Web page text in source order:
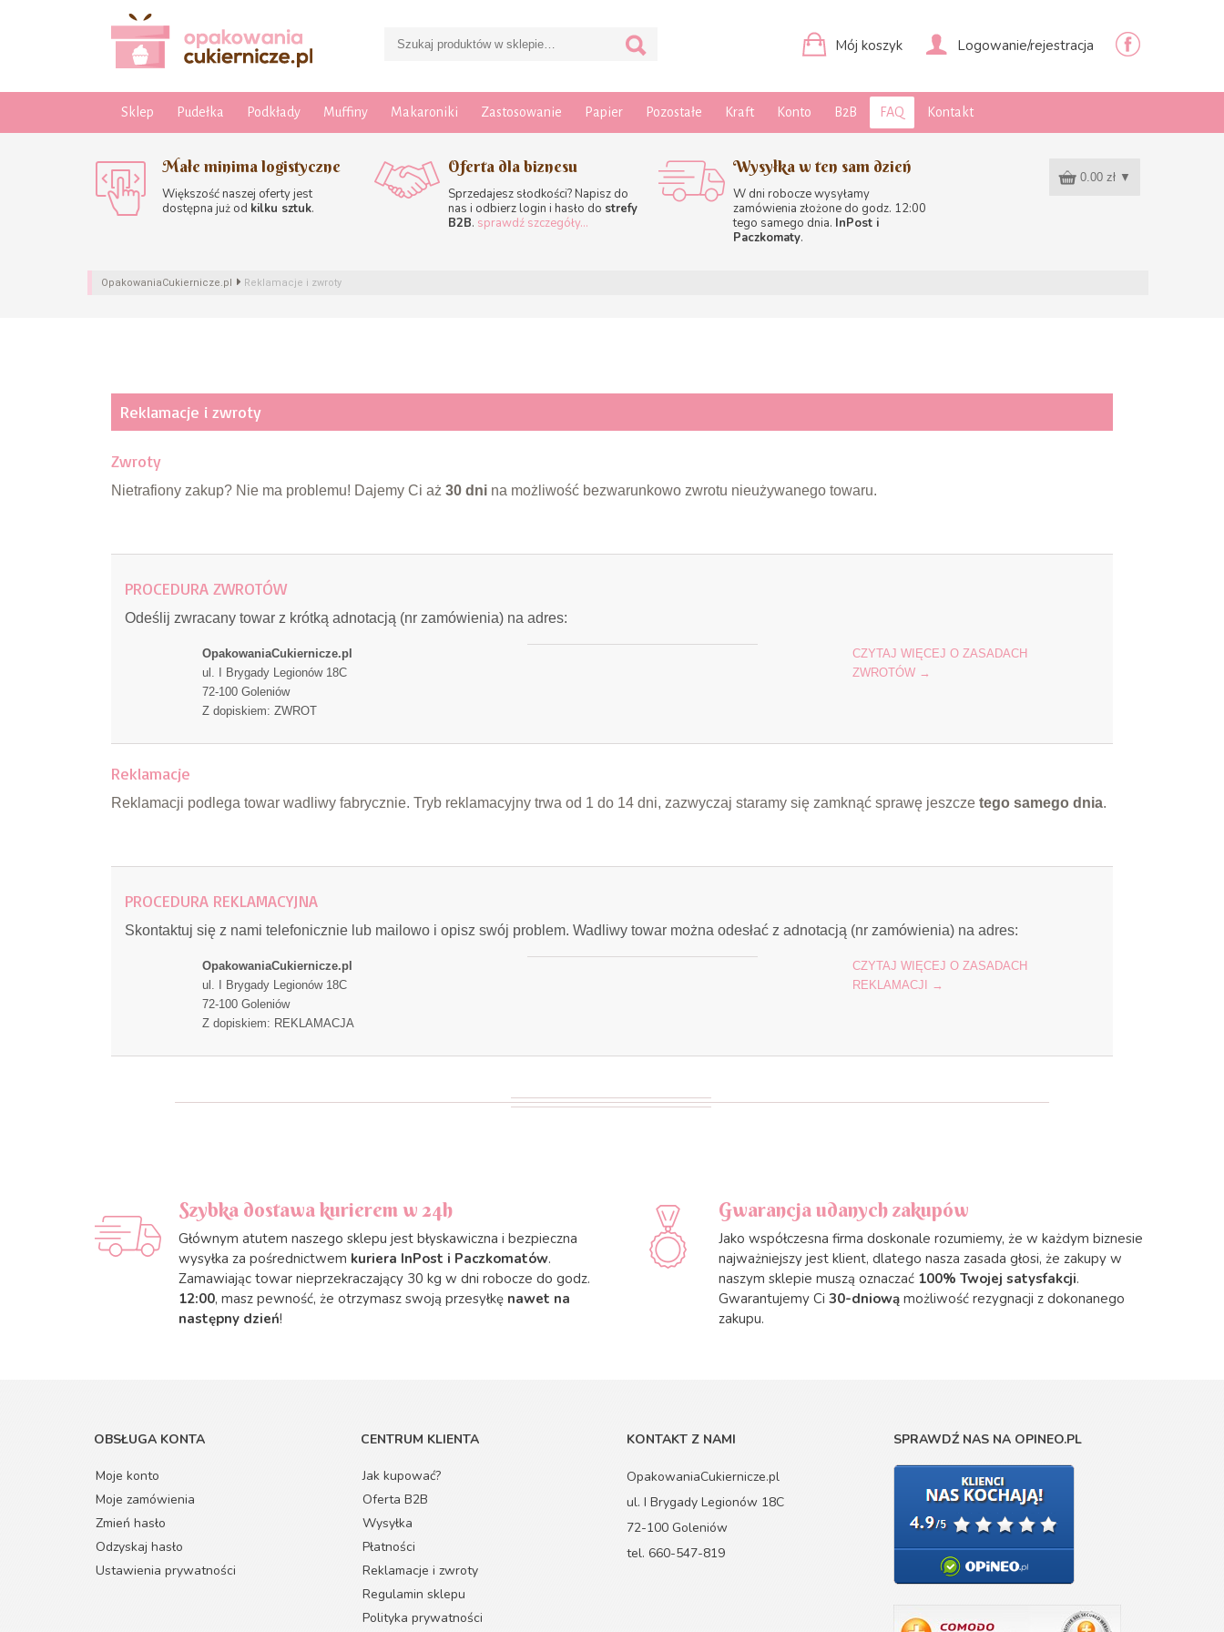
Mój koszyk Logowanie/rejestracja
Sklep Pudełka Podkłady Muffiny Makaroniki Zastosowanie Papier Pozostałe Kraft Konto B2B FAQ Kontakt
Małe minima logistyczne
Większość naszej oferty jest
dostępna już od kilku sztuk.
Oferta dla biznesu
Sprzedajesz słodkości? Napisz do
nas i odbierz login i hasło do strefy
B2B. sprawdź szczegóły...
Wysyłka w ten sam dzień
W dni robocze wysyłamy
zamówienia złożone do godz. 12:00
tego samego dnia. InPost i
Paczkomaty.
OpakowaniaCukiernicze.pl Reklamacje i zwroty
0.00 zł ▼
Reklamacje i zwroty
Zwroty
Nietrafiony zakup? Nie ma problemu! Dajemy Ci aż 30 dni na możliwość bezwarunkowo zwrotu nieużywanego towaru.
PROCEDURA ZWROTÓW
Odeślij zwracany towar z krótką adnotacją (nr zamówienia) na adres:
OpakowaniaCukiernicze.pl
ul. I Brygady Legionów 18C
72-100 Goleniów
Z dopiskiem: ZWROT
CZYTAJ WIĘCEJ O ZASADACH
ZWROTÓW →
Reklamacje
Reklamacji podlega towar wadliwy fabrycznie. Tryb reklamacyjny trwa od 1 do 14 dni, zazwyczaj staramy się zamknąć sprawę jeszcze tego samego dnia.
PROCEDURA REKLAMACYJNA
Skontaktuj się z nami telefonicznie lub mailowo i opisz swój problem. Wadliwy towar można odesłać z adnotacją (nr zamówienia) na adres:
OpakowaniaCukiernicze.pl
ul. I Brygady Legionów 18C
72-100 Goleniów
Z dopiskiem: REKLAMACJA
CZYTAJ WIĘCEJ O ZASADACH
REKLAMACJI →
Szybka dostawa kurierem w 24h
Głównym atutem naszego sklepu jest błyskawiczna i bezpieczna
wysyłka za pośrednictwem kuriera InPost i Paczkomatów.
Zamawiając towar nieprzekraczający 30 kg w dni robocze do godz.
12:00, masz pewność, że otrzymasz swoją przesyłkę nawet na
następny dzień!
Gwarancja udanych zakupów
Jako współczesna firma doskonale rozumiemy, że w każdym biznesie
najważniejszy jest klient, dlatego nasza zasada głosi, że zakupy w
naszym sklepie muszą oznaczać 100% Twojej satysfakcji.
Gwarantujemy Ci30-dniową możliwość rezygnacji z dokonanego
zakupu.
OBSŁUGA KONTA
Moje konto
Moje zamówienia
Zmień hasło
Odzyskaj hasło
Ustawienia prywatności
CENTRUM KLIENTA
Jak kupować?
Oferta B2B
Wysyłka
Płatności
Reklamacje i zwroty
Regulamin sklepu
Polityka prywatności
KONTAKT Z NAMI
OpakowaniaCukiernicze.pl
ul. I Brygady Legionów 18C
72-100 Goleniów
tel. 660-547-819
SPRAWDŹ NAS NA OPINEO.PL